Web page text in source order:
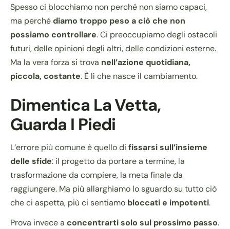
Spesso ci blocchiamo non perché non siamo capaci,
ma perchédiamo troppo peso a ciò che non
possiamo controllare. Ci preoccupiamo degli ostacoli
futuri, delle opinioni degli altri, delle condizioni esterne.
Ma la vera forza si trova nell’azione quotidiana,
piccola, costante. È lì che nasce il cambiamento.
Dimentica La Vetta,
Guarda I Piedi
L’errore più comune è quello di fissarsi sull’insieme
delle sfide: il progetto da portare a termine, la
trasformazione da compiere, la meta finale da
raggiungere. Ma più allarghiamo lo sguardo su tutto ciò
che ci aspetta, più ci sentiamo bloccati e impotenti.
Prova invece a concentrarti solo sul prossimo passo.